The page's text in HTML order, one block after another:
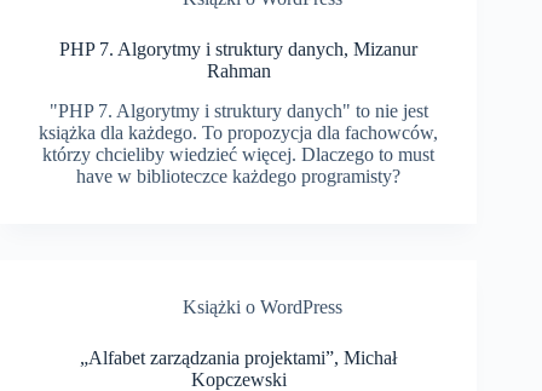
PHP 7. Algorytmy i struktury danych, Mizanur
Rahman
"PHP 7. Algorytmy i struktury danych" to nie jest
książka dla każdego. To propozycja dla fachowców,
którzy chcieliby wiedzieć więcej. Dlaczego to must
have w biblioteczce każdego programisty?
Książki o WordPress
„Alfabet zarządzania projektami”, Michał
Kopczewski